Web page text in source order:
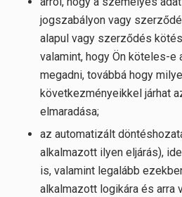
jogszabályon vagy
alapul vagy szerződés
valamint, hogy Ön köteles-
megadni, továbbá hogy
következményeikkel járhat
elmaradása;
az automatizált
alkalmazott ilyen eljárás),
is, valamint legalább
alkalmazott logikára és arra